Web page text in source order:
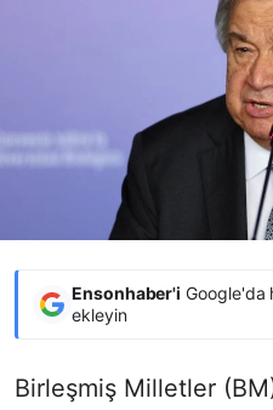
Ensonhaber'i Google'da
ekleyin
Birleşmiş Milletler